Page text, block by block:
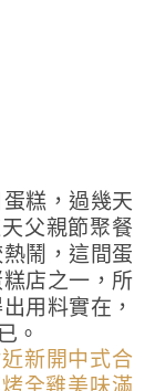
糕，過幾天
父親節聚餐
鬧，這間蛋
店之一，所
用料實在，
。